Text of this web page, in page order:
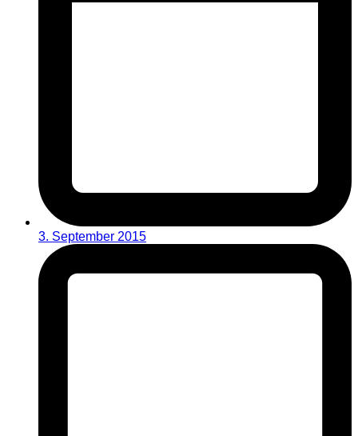
3. September 2015